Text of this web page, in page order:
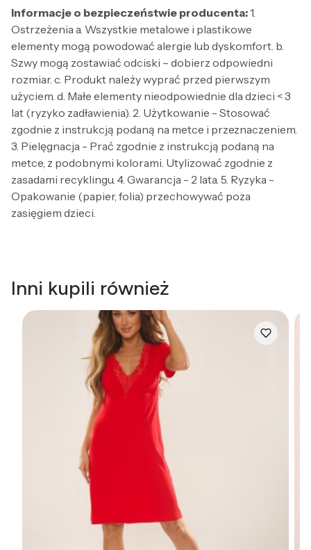
Informacje o bezpieczeństwie producenta:1.
Ostrzeżenia a. Wszystkie metalowe i plastikowe
elementy mogą powodować alergie lub dyskomfort. b.
Szwy mogą zostawiać odciski – dobierz odpowiedni
rozmiar. c. Produkt należy wyprać przed pierwszym
użyciem. d. Małe elementy nieodpowiednie dla dzieci < 3
lat (ryzyko zadławienia). 2. Użytkowanie - Stosować
zgodnie z instrukcją podaną na metce i przeznaczeniem.
3. Pielęgnacja - Prać zgodnie z instrukcją podaną na
metce, z podobnymi kolorami. Utylizować zgodnie z
zasadami recyklingu. 4. Gwarancja - 2 lata. 5. Ryzyka -
Opakowanie (papier, folia) przechowywać poza
zasięgiem dzieci.
Inni kupili również